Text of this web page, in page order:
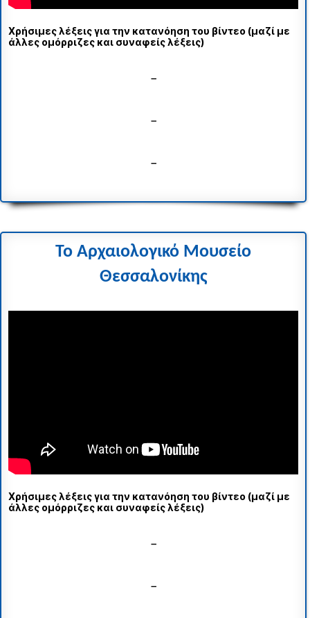
Χρήσιμες λέξεις για την κατανόηση του βίντεο (μαζί με
άλλες ομόρριζες και συναφείς λέξεις)
–
–
–
Το Αρχαιολογικό Μουσείο
Θεσσαλονίκης
Χρήσιμες λέξεις για την κατανόηση του βίντεο (μαζί με
άλλες ομόρριζες και συναφείς λέξεις)
–
–